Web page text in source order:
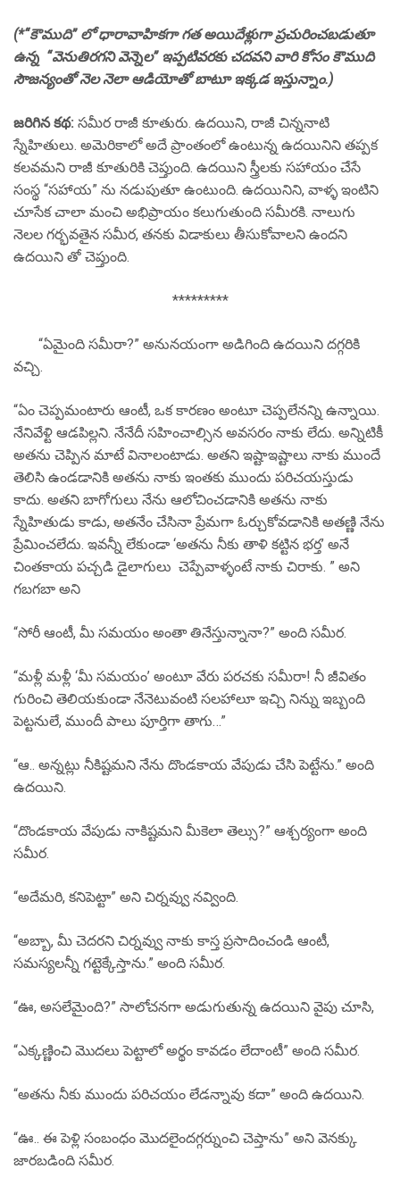
(*“కౌముది” లో ధారావాహికగా గత అయిదేళ్లుగా ప్రచురించబడుతూ
ఉన్న “వెనుతిరగని వెన్నెల” ఇప్పటివరకు చదవని వారి కోసం కౌముది
సౌజన్యంతో నెల నెలా ఆడియోతో బాటూ ఇక్కడ ఇస్తున్నాం.)
జరిగిన కథ: సమీర రాజీ కూతురు. ఉదయిని, రాజీ చిన్ననాటి
స్నేహితులు. అమెరికాలో అదే ప్రాంతంలో ఉంటున్న ఉదయినిని తప్పక
కలవమని రాజీ కూతురికి చెప్తుంది. ఉదయిని స్త్రీలకు సహాయం చేసే
సంస్థ “సహాయ” ను నడుపుతూ ఉంటుంది. ఉదయినిని, వాళ్ళ ఇంటిని
చూసేక చాలా మంచి అభిప్రాయం కలుగుతుంది సమీరకి. నాలుగు
నెలల గర్భవతైన సమీర, తనకు విడాకులు తీసుకోవాలని ఉందని
ఉదయిని తో చెప్తుంది.
*********
“ఏమైంది సమీరా?” అనునయంగా అడిగింది ఉదయిని దగ్గరికి
వచ్చి.
“ఏం చెప్పమంటారు ఆంటీ, ఒక కారణం అంటూ చెప్పలేనన్ని ఉన్నాయి.
నేనివేళ్టి ఆడపిల్లని. నేనేదీ సహించాల్సిన అవసరం నాకు లేదు. అన్నిటికీ
అతను చెప్పిన మాటే వినాలంటాడు. అతని ఇష్టాఇష్టాలు నాకు ముందే
తెలిసి ఉండడానికి అతను నాకు ఇంతకు ముందు పరిచయస్తుడు
కాదు. అతని బాగోగులు నేను ఆలోచించడానికి అతను నాకు
స్నేహితుడు కాడు, అతనేం చేసినా ప్రేమగా ఓర్చుకోవడానికి అతణ్ణి నేను
ప్రేమించలేదు. ఇవన్నీ లేకుండా ‘అతను నీకు తాళి కట్టిన భర్త’ అనే
చింతకాయ పచ్చడి డైలాగులు చెప్పేవాళ్ళంటే నాకు చిరాకు. ” అని
గబగబా అని
“సోరీ ఆంటీ, మీ సమయం అంతా తినేస్తున్నానా?” అంది సమీర.
“మళ్లీ మళ్లీ ‘మీ సమయం’ అంటూ వేరు పరచకు సమీరా! నీ జీవితం
గురించి తెలియకుండా నేనెటువంటి సలహాలూ ఇచ్చి నిన్ను ఇబ్బంది
పెట్టనులే, ముందీ పాలు పూర్తిగా తాగు…”
“ఆ.. అన్నట్లు నీకిష్టమని నేను దొండకాయ వేపుడు చేసి పెట్టేను.” అంది
ఉదయిని.
“దొండకాయ వేపుడు నాకిష్టమని మీకెలా తెల్సు?” ఆశ్చర్యంగా అంది
సమీర.
“అదేమరి, కనిపెట్టా” అని చిర్నవ్వు నవ్వింది.
“అబ్బా, మీ చెదరని చిర్నవ్వు నాకు కాస్త ప్రసాదించండి ఆంటీ,
సమస్యలన్నీ గట్టెక్కేస్తాను.” అంది సమీర.
“ఊ, అసలేమైంది?” సాలోచనగా అడుగుతున్న ఉదయిని వైపు చూసి,
“ఎక్కణ్ణించి మొదలు పెట్టాలో అర్థం కావడం లేదాంటీ” అంది సమీర.
“అతను నీకు ముందు పరిచయం లేడన్నావు కదా” అంది ఉదయిని.
“ఊ.. ఈ పెళ్లి సంబంధం మొదలైందగ్గర్నుంచి చెప్తాను” అని వెనక్కు
జారబడింది సమీర.